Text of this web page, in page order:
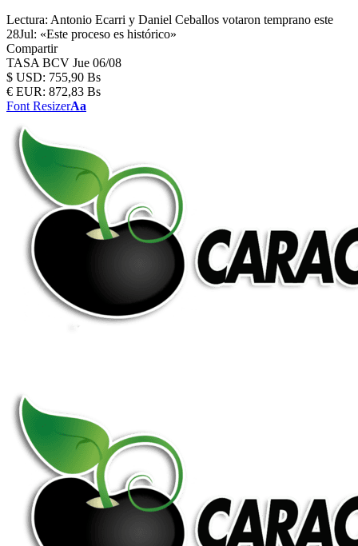
Lectura: Antonio Ecarri y Daniel Ceballos votaron temprano este
28Jul: «Este proceso es histórico»
Compartir
TASA BCV Jue 06/08
$ USD: 755,90 Bs
€ EUR: 872,83 Bs
Font ResizerAa